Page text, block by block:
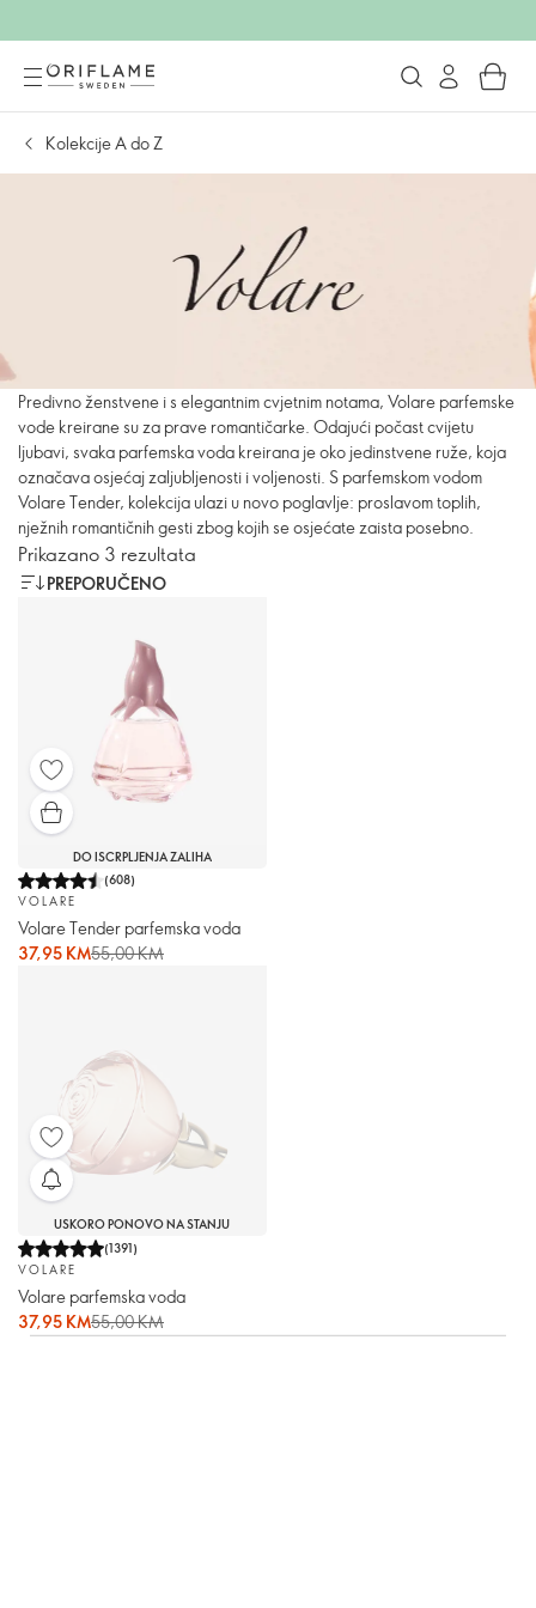
Kolekcije A do Z
Predivno ženstvene i s elegantnim cvjetnim notama, Volare parfemske
vode kreirane su za prave romantičarke. Odajući počast cvijetu
ljubavi, svaka parfemska voda kreirana je oko jedinstvene ruže, koja
označava osjećaj zaljubljenosti i voljenosti. S parfemskom vodom
Volare Tender, kolekcija ulazi u novo poglavlje: proslavom toplih,
nježnih romantičnih gesti zbog kojih se osjećate zaista posebno.
Prikazano 3 rezultata
PREPORUČENO
DO ISCRPLJENJA ZALIHA
(608)
VOLARE
Volare Tender parfemska voda
37,95 KM55,00 KM
USKORO PONOVO NA STANJU
(1391)
VOLARE
Volare parfemska voda
37,95 KM55,00 KM